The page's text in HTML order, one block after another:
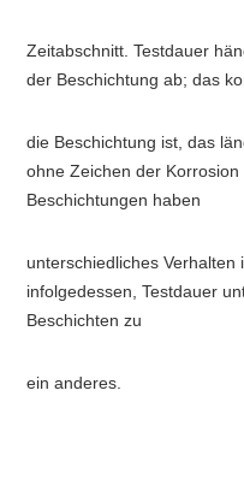
Zeitabschnitt. Testdauer
der Beschichtung ab; das
die Beschichtung ist, das
ohne Zeichen der
Beschichtungen haben
unterschiedliches Verhalten
infolgedessen, Testdauer
Beschichten zu
ein anderes.